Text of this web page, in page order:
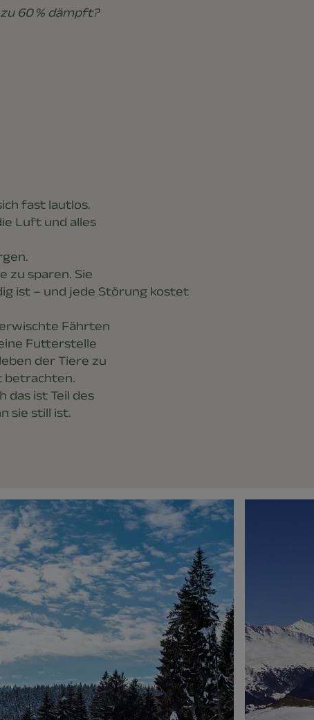
60 % dämpft?
fast lautlos.
Luft und alles
zu sparen. Sie
ist – und jede Störung kostet
Fährten
Futterstelle
der Tiere zu
betrachten.
das ist Teil des
sie still ist.